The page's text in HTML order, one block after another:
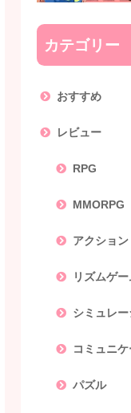
カテゴリー
おすすめ
レビュー
RPG
MMORPG
アクション
リズムゲー
シミュレ
コミュニ
パズル